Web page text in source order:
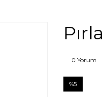
0 Yorum
%5